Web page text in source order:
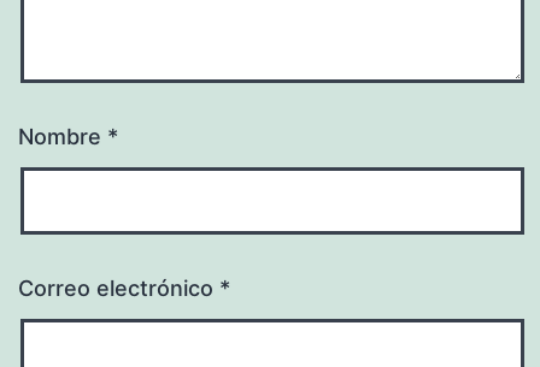
Nombre *
Correo electrónico *